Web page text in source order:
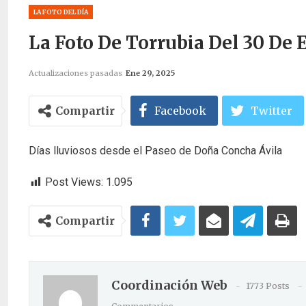
LA FOTO DEL DÍA
La Foto De Torrubia Del 30 De
Actualizaciones pasadas Ene 29, 2025
Compartir Facebook Twitter
Días lluviosos desde el Paseo de Doña Concha Ávila
Post Views: 1.095
Compartir
Coordinación Web 1773 Posts